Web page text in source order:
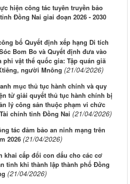
hiện công tác tuyên truyền bảo
Đồng Nai giai đoạn 2026 - 2030
bố Quyết định xếp hạng Di tích
Bom Bo và Quyết định đưa vào
phi vật thể quốc gia: Tập quán giã
người Mnông (21/04/2026)
mục thủ tục hành chính và quy
tử giải quyết thủ tục hành chính bị
lý công sản thuộc phạm vi chức
chính tỉnh Đồng Nai (21/04/2026)
tác đảm bảo an ninh mạng trên
2026 (21/04/2026)
khai cấp đổi con dấu cho các cơ
tỉnh khi thành lập thành phố Đồng
(21/04/2026)